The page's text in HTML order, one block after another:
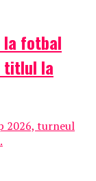
la fotbal
titlul la
2026, turneul